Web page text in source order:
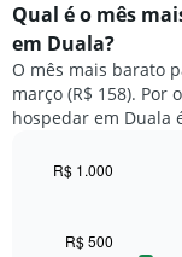
Qual é o mês
em Duala?
O mês mais barato
março (R$ 158). Por
hospedar em Duala
withR$ 500
R$ 1.000